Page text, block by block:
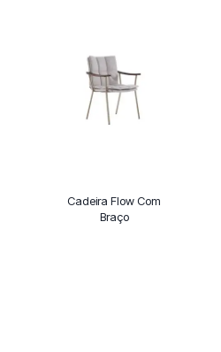
Cadeira Flow Com
Braço